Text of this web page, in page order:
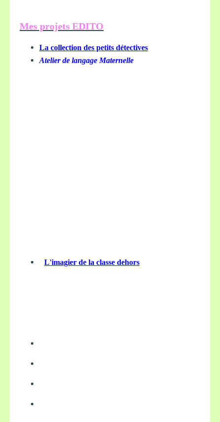
Mes projets EDITO
La collection des petits détectives
Atelier de langage Maternelle
L'imagier de la classe dehors